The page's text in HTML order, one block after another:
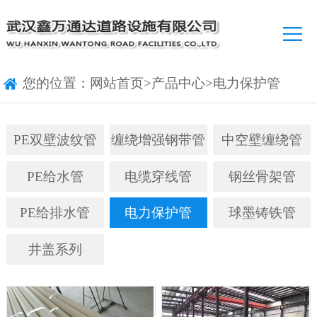
您的位置： 网站首页>产品中心>电力保护管
PE双壁波纹管 缠绕增强钢带管 中空壁缠绕管
PE给水管 电缆穿线管 钢丝骨架管
PE给排水管 电力保护管 球墨铸铁管
井盖系列